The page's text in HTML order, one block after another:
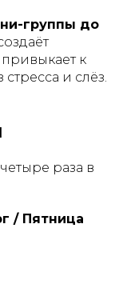
группы до
к
и слёз.
раза в
/ Пятница